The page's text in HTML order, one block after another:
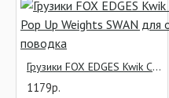
Грузики FOX EDGES Kwik Change Pop Up Weights SWAN для огрузки поводка
1179р.